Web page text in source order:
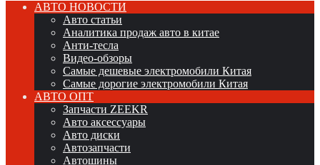
АВТО НОВОСТИ
Авто статьи
Аналитика продаж авто в китае
Анти-тесла
Видео-обзоры
Самые дешевые электромобили Китая
Самые дорогие электромобили Китая
АВТО ОПТ
Запчасти ZEEKR
Авто аксессуары
Авто диски
Автозапчасти
Автошины